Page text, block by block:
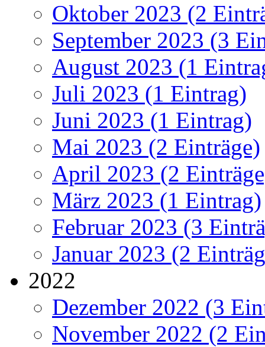
Oktober 2023 (2
September 2023 (3
August 2023 (1
Juli 2023 (1 Eintrag)
Juni 2023 (1 Eintrag)
Mai 2023 (2 Einträge)
April 2023 (2
März 2023 (1 Eintrag)
Februar 2023 (3
Januar 2023 (2
2022
Dezember 2022 (3
November 2022 (2